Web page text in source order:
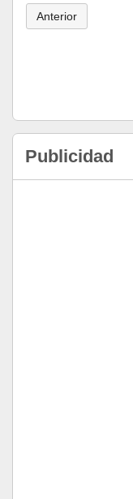
Anterior
Publicidad